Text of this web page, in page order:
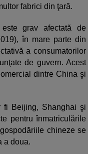
fabrici din ţară.
grav afectată de
în mare parte din
a consumatorilor
de guvern. Acest
dintre China şi
fi Beijing, Shanghai şi
pentru înmatriculările
chineze se
a doua.